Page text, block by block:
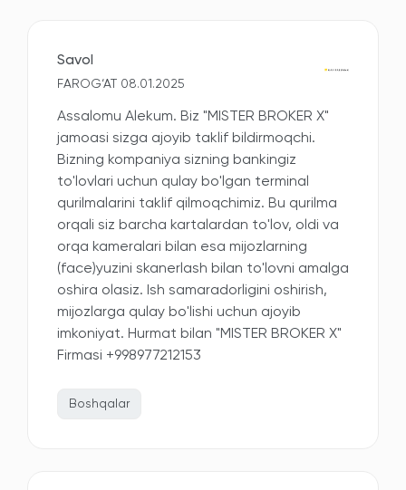
Savol
FAROG‘AT 08.01.2025
Assalomu Alekum. Biz "MISTER BROKER X"
jamoasi sizga ajoyib taklif bildirmoqchi.
Bizning kompaniya sizning bankingiz
to'lovlari uchun qulay bo'lgan terminal
qurilmalarini taklif qilmoqchimiz. Bu qurilma
orqali siz barcha kartalardan to'lov, oldi va
orqa kameralari bilan esa mijozlarning
(face)yuzini skanerlash bilan to'lovni amalga
oshira olasiz. Ish samaradorligini oshirish,
mijozlarga qulay bo'lishi uchun ajoyib
imkoniyat. Hurmat bilan "MISTER BROKER X"
Firmasi +998977212153
Boshqalar